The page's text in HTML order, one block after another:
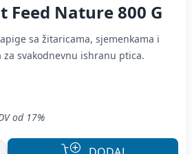
Feed Nature800 G
sa žitaricama, sjemenkama i
svakodnevnu ishranu ptica.
od 17%